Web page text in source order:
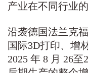
产业在不同行业
沿袭德国法兰克
国际3D打印、增
2025 年 8 月 26